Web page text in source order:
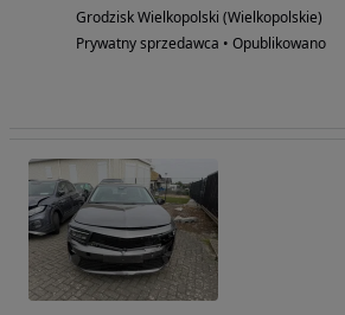
Grodzisk Wielkopolski (Wielkopolskie)
Prywatny sprzedawca • Opublikowano